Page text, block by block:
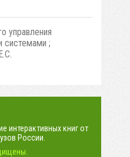
управления
системами ;
интерактивных книг от
России.